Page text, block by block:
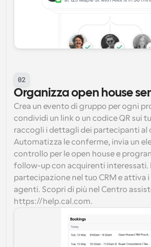
02
Organizza open house
Crea un evento di gruppo per ogni
condividi un link o un codice QR sui
raccogli i dettagli dei partecipanti al
Automatizza le conferme, invia un
controllo per le open house e
follow-up con acquirenti interessati.
partecipazione nel tuo CRM e attiva
agenti. Scopri di più nel Centro
https://help.cal.com.